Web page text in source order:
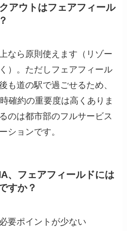
アウトはフェアフィール
なら原則使えます（リゾー
）。ただしフェアフィール
も道の駅で過ごせるため、
確約の重要度は高くありま
のは都市部のフルサービス
ションです。
、フェアフィールドには
すか？
要ポイントが少ない